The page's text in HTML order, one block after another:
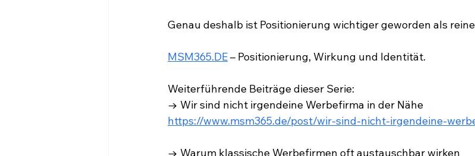
Genau deshalb ist Positionierung wichtiger geworden als
MSM365.DE – Positionierung, Wirkung und Identität.
Weiterführende Beiträge dieser Serie:
→ Wir sind nicht irgendeine Werbefirma in der Nähe
https://www.msm365.de/post/wir-sind-nicht-irgendeine-
→ Warum klassische Werbefirmen oft austauschbar wirken